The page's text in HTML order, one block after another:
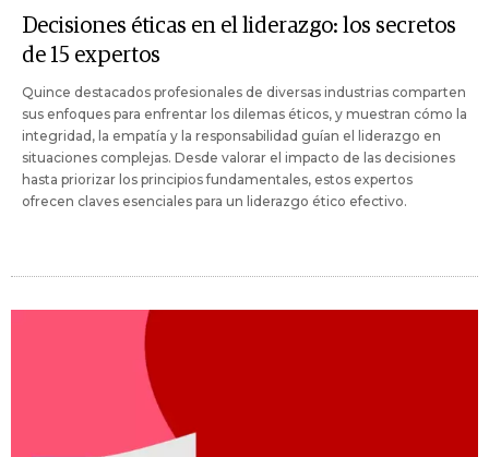
Decisiones éticas en el liderazgo: los secretos
de 15 expertos
Quince destacados profesionales de diversas industrias comparten
sus enfoques para enfrentar los dilemas éticos, y muestran cómo la
integridad, la empatía y la responsabilidad guían el liderazgo en
situaciones complejas. Desde valorar el impacto de las decisiones
hasta priorizar los principios fundamentales, estos expertos
ofrecen claves esenciales para un liderazgo ético efectivo.